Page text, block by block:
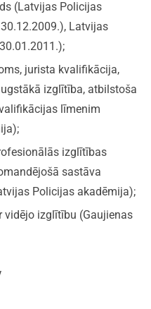
(Latvijas Policijas
Latvijas
jurista kvalifikācija,
izglītība, atbilstoša
līmenim
izglītības
sastāva
Policijas akadēmija);
vidējo izglītību (Gaujienas